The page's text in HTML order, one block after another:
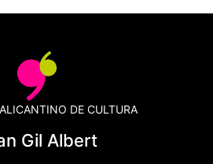
DE CULTURA
Gil Albert